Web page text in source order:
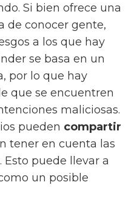
Si bien ofrece una
de conocer gente,
a los que hay
se basa en un
por lo que hay
que se encuentren
maliciosas.
pueden compartir
tener en cuenta las
Esto puede llevar a
un posible